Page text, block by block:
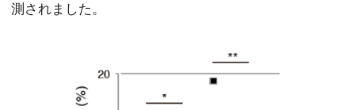
測されました。